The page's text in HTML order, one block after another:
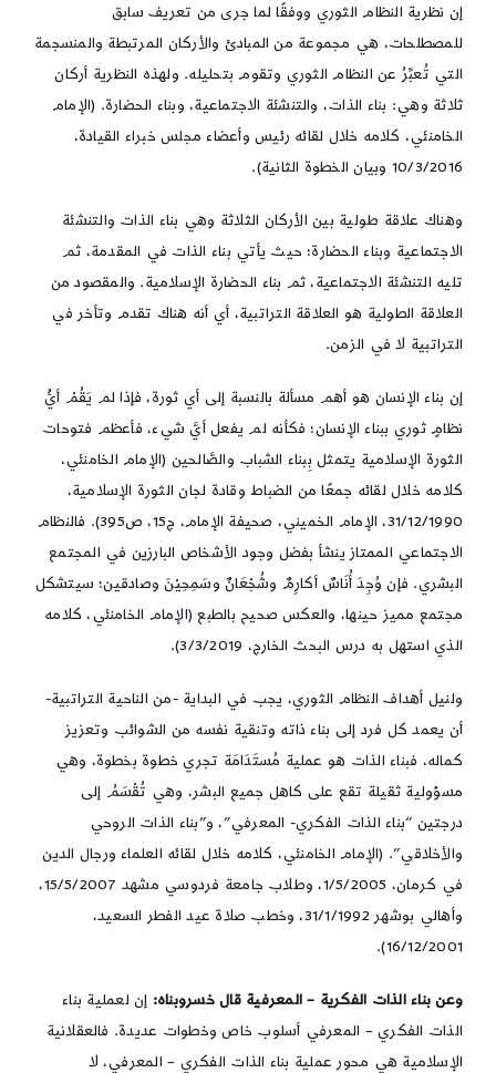
إن نظرية النظام الثوري ووفقًا لما جرى من تعريف سابق
للمصطلحات، هي مجموعة من المبادئ والأركان المرتبطة والمنسجمة
التي تُعبِّرُ عن النظام الثوري وتقوم بتحليله. ولهذه النظرية أركان
ثلاثة وهي: بناء الذات، والتنشئة الاجتماعية، وبناء الحضارة. (الإمام
الخامنئي، كلامه خلال لقائه رئيس وأعضاء مجلس خبراء القيادة،
10/3/2016 وبيان الخطوة الثانية).
وهناك علاقة طولية بين الأركان الثلاثة وهي بناء الذات والتنشئة
الاجتماعية وبناء الحضارة؛ حيث يأتي بناء الذات في المقدمة، ثم
تليه التنشئة الاجتماعية، ثم بناء الحضارة الإسلامية. والمقصود من
العلاقة الطولية هو العلاقة التراتبية، أي أنه هناك تقدم وتأخر في
التراتبية لا في الزمن.
إن بناء الإنسان هو أهم مسألة بالنسبة إلى أي ثورة، فإذا لم يَقُمْ أيُّ
نظامٍ ثوري ببناء الإنسان؛ فكأنه لم يفعل أيَّ شيء، فأعظم فتوحات
الثورة الإسلامية يتمثل بِبناء الشباب والصَّالحين (الإمام الخامنئي،
كلامه خلال لقائه جمعًا من الضباط وقادة لجان الثورة الإسلامية،
31/12/1990، الإمام الخميني، صحيفة الإمام، ج15، ص395). فالنظام
الاجتماعي الممتاز ينشأ بفضل وجود الأشخاص البارزين في المجتمع
البشري. فإن وُجِدَ أُنَاسٌ أكارِمٌ وشُجْعَانٌ وسَمِحِيْنَ وصادقين؛ سيتشكل
مجتمع مميز حينها، والعكس صحيح بالطبع (الإمام الخامنئي، كلامه
الذي استهل به درس البحث الخارج، 3/3/2019).
ولنيل أهداف النظام الثوري، يجب في البداية -من الناحية التراتبية-
أن يعمد كل فرد إلى بناء ذاته وتنقية نفسه من الشوائب وتعزيز
كماله، فبناء الذات هو عملية مُستَدَامَة تجري خطوة بخطوة، وهي
مسؤولية ثقيلة تقع على كاهل جميع البشر، وهي تُقْسَمُ إلى
درجتين “بناء الذات الفكري- المعرفي”، و”بناء الذات الروحي
والأخلاقي”. (الإمام الخامنئي، كلامه خلال لقائه العلماء ورجال الدين
في كرمان، 1/5/2005، وطلاب جامعة فردوسي مشهد 15/5/2007،
وأهالي بوشهر 31/1/1992، وخطب صلاة عيد الفطر السعيد،
16/12/2001).
وعن بناء الذات الفكرية – المعرفية قال خسروبناه: إن لعملية بناء
الذات الفكري – المعرفي أسلوب خاص وخطوات عديدة. فالعقلانية
الإسلامية هي محور عملية بناء الذات الفكري – المعرفي، لا